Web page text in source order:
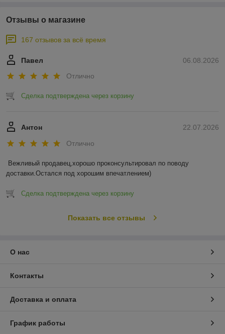
Отзывы о магазине
167 отзывов за всё время
06.08.2026
Павел
Отлично
Сделка подтверждена через корзину
22.07.2026
Антон
Отлично
Вежливый продавец,хорошо проконсультировал по поводу
доставки.Остался под хорошим впечатлением)
Сделка подтверждена через корзину
Показать все отзывы
О нас
Контакты
Доставка и оплата
График работы